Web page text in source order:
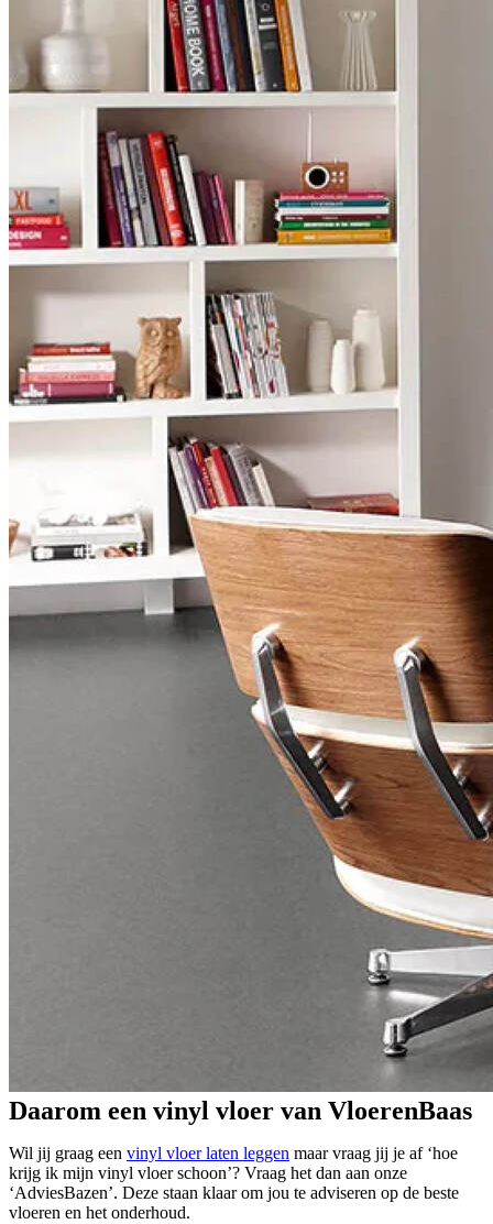
Daarom een vinyl vloer van VloerenBaas
Wil jij graag een vinyl vloer laten leggen maar vraag jij je af ‘hoe
krijg ik mijn vinyl vloer schoon’? Vraag het dan aan onze
‘AdviesBazen’. Deze staan klaar om jou te adviseren op de beste
vloeren en het onderhoud.